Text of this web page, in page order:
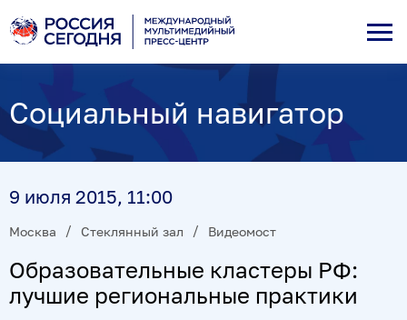
Социальный навигатор
9 июля 2015, 11:00
Москва Стеклянный зал Видеомост
Образовательные кластеры РФ:
лучшие региональные практики